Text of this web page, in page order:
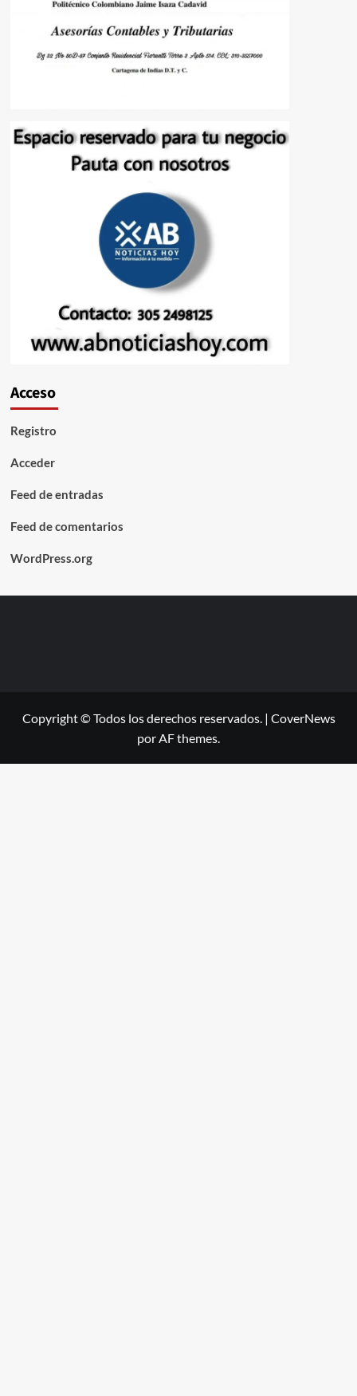
Acceso
Registro
Acceder
Feed de entradas
Feed de comentarios
WordPress.org
Copyright © Todos los derechos reservados. | CoverNews
por AF themes.